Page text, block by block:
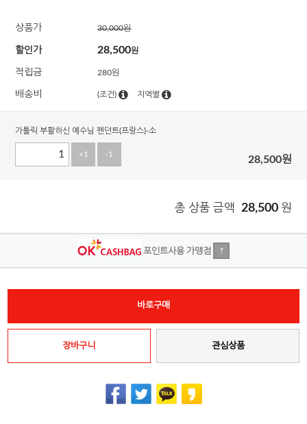
상품가 30,000원
할인가 28,500원
적립금 280원
배송비 (조건) 지역별
가톨릭 부활하신 예수님 펜던트(프랑스)-소
+1 -1 28,500원
총 상품 금액 28,500 원
포인트사용 가맹점 ?
바로구매
장바구니 관심상품